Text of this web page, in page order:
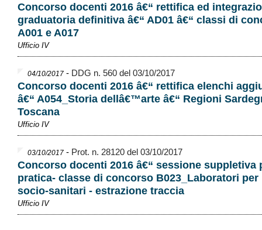
Concorso docenti 2016 â€“ rettifica ed
graduatoria definitiva â€“ AD01 â€“ classi di
A001 e A017
Ufficio IV
04/10/2017 - DDG n. 560 del 03/10/2017
Concorso docenti 2016 â€“ rettifica elenchi
â€“ A054_Storia dellâ€™arte â€“ Regioni
Toscana
Ufficio IV
03/10/2017 - Prot. n. 28120 del 03/10/2017
Concorso docenti 2016 â€“ sessione suppletiva
pratica- classe di concorso B023_Laboratori per
socio-sanitari - estrazione traccia
Ufficio IV